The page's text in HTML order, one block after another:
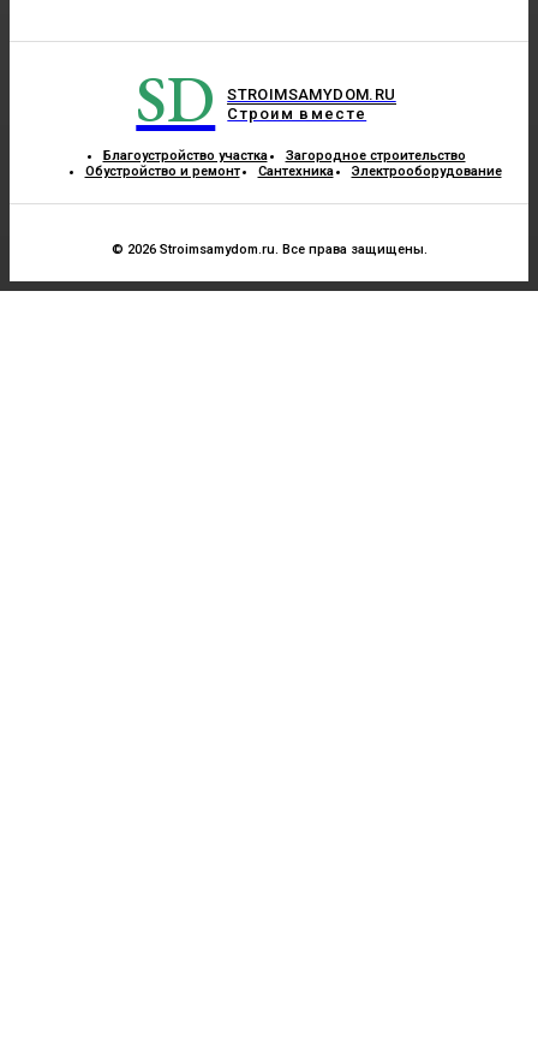
SD
STROIMSAMYDOM.RU
Строим вместе
Благоустройство участка
Загородное строительство
Обустройство и ремонт
Сантехника Электрооборудование
© 2026 Stroimsamydom.ru. Все права защищены.